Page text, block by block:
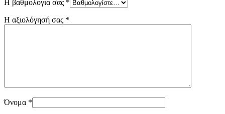
Η βαθμολογία σας *
Η αξιολόγησή σας *
Όνομα *